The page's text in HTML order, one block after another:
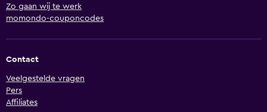
Zo gaan wij te werk
momondo-couponcodes
Contact
Veelgestelde vragen
Pers
Affiliates